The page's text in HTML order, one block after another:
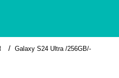
Galaxy S24 Ultra /256GB/-